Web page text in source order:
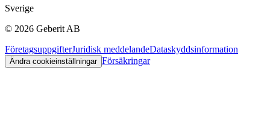
Sverige
© 2026 Geberit AB
FöretagsuppgifterJuridisk meddelandeDataskyddsinformation
Ändra cookieinställningar Försäkringar